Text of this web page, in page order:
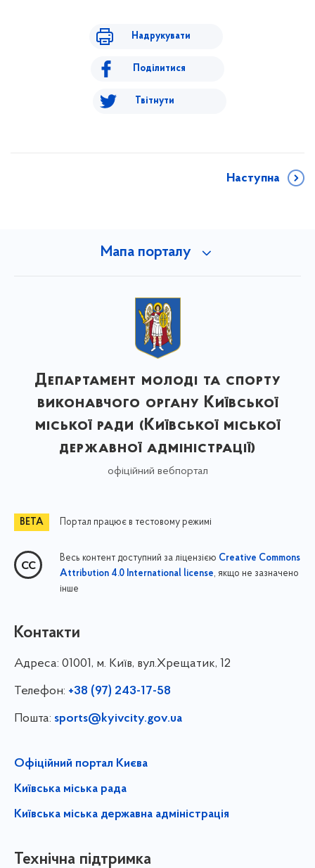
Надрукувати
Поділитися
Твітнути
Наступна
Мапа порталу
Департамент молоді та спорту
виконавчого органу Київської
міської ради (Київської міської
державної адміністрації)
офіційний вебпортал
Портал працює в тестовому режимі
Весь контент доступний за ліцензією Creative Commons
Attribution 4.0 International license, якщо не зазначено
інше
Контакти
Адреса: 01001, м. Київ, вул.Хрещатик, 12
Телефон: +38 (97) 243-17-58
Пошта: sports@kyivcity.gov.ua
Офіційний портал Києва
Київська міська рада
Київська міська державна адміністрація
Технічна підтримка